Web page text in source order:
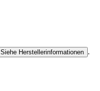
Siehe Herstellerinformationen .